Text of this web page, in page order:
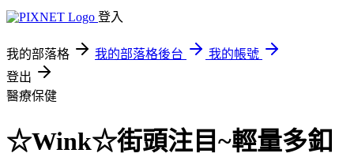
登入
我的部落格 我的部落格後台
我的帳號
登出
醫療保健
☆Wink☆街頭注目~輕量多釦